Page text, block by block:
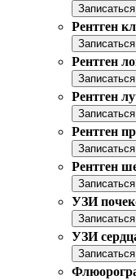
Записаться
Рентген
Записаться
Рентген
Записаться
Рентген
Записаться
Рентген
Записаться
Рентген
Записаться
УЗИ почек
Записаться
УЗИ
Записаться